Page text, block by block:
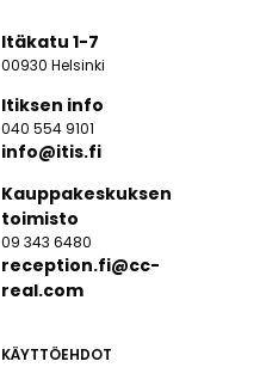
KÄYTTÖEHDOT
Itäkatu 1-7
00930 Helsinki
Itiksen info
040 554 9101
info@itis.fi
Kauppakeskuksen
toimisto
09 343 6480
reception.fi@cc-
real.com